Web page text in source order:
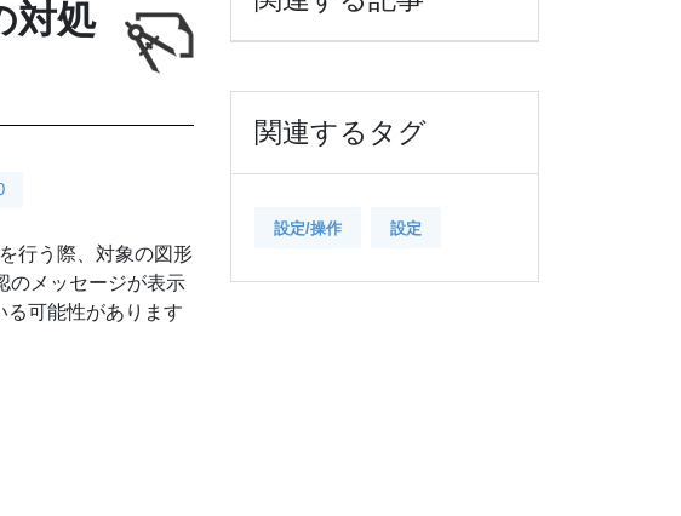
対処
行う際、対象の図形
のメッセージが表示
る可能性があります
関連するタグ
設定/操作 設定